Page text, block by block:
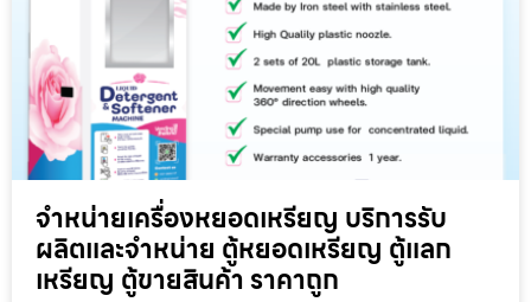
จำหน่ายเครื่องหยอดเหรียญ บริการรับ
ผลิตและจำหน่าย ตู้หยอดเหรียญ ตู้แลก
เหรียญ ตู้ขายสินค้า ราคาถูก